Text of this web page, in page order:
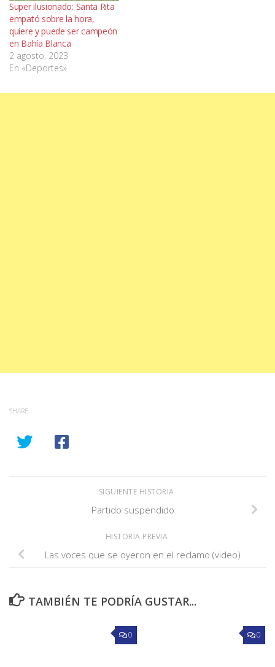
Super ilusionado: Santa Rita
empató sobre la hora,
quiere y puede ser campeón
en Bahía Blanca
2 agosto, 2023
En «Deportes»
SHARE
SIGUIENTE HISTORIA
Partido suspendido
HISTORIA PREVIA
Las voces que se oyeron en el reclamo (video)
TAMBIÉN TE PODRÍA GUSTAR...
0 0